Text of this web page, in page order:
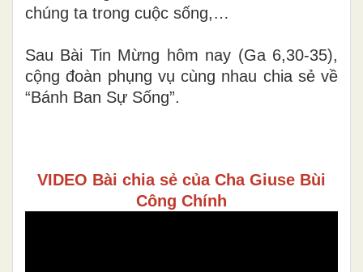
chúng ta trong cuộc sống,…
Sau Bài Tin Mừng hôm nay (Ga 6,30-35),
cộng đoàn phụng vụ cùng nhau chia sẻ về
“Bánh Ban Sự Sống”.
VIDEO Bài chia sẻ của Cha Giuse Bùi
Công Chính